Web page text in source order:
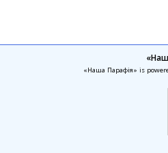
«Наша Парафія» is